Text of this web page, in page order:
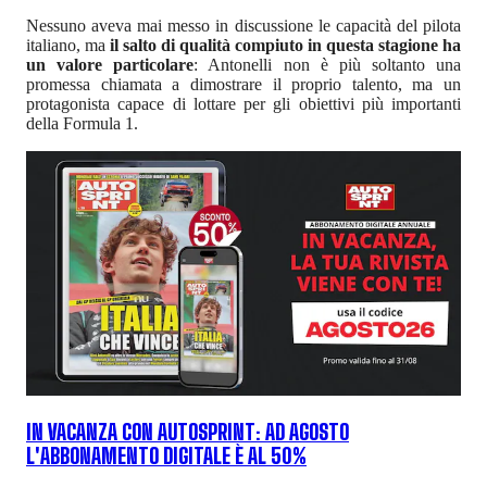
Nessuno aveva mai messo in discussione le capacità del pilota
italiano, ma il salto di qualità compiuto in questa stagione ha
un valore particolare: Antonelli non è più soltanto una
promessa chiamata a dimostrare il proprio talento, ma un
protagonista capace di lottare per gli obiettivi più importanti
della Formula 1.
IN VACANZA CON AUTOSPRINT: AD AGOSTO
L'ABBONAMENTO DIGITALE È AL 50%